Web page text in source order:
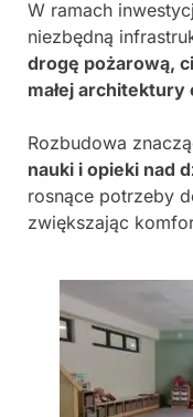
W ramach
niezbędną
drogę pożarową,
małej
Rozbudowa
nauki i opieki nad
rosnące potrzeby
zwiększając